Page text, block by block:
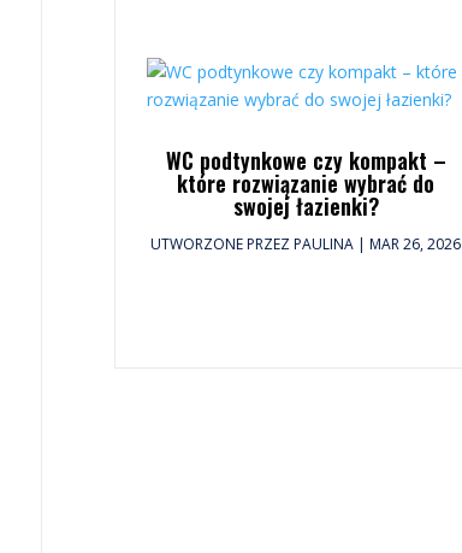
WC podtynkowe czy kompakt –
które rozwiązanie wybrać do
swojej łazienki?
UTWORZONE PRZEZPAULINA |MAR 26, 2026